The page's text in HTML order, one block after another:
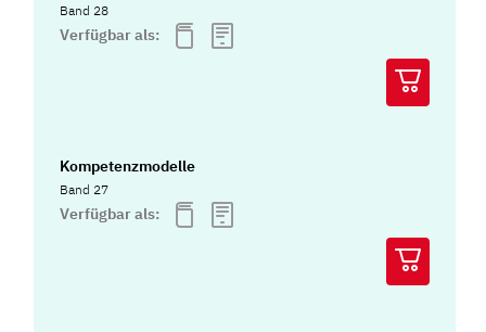
Band 28
Verfügbar als:
Kompetenzmodelle
Band 27
Verfügbar als: